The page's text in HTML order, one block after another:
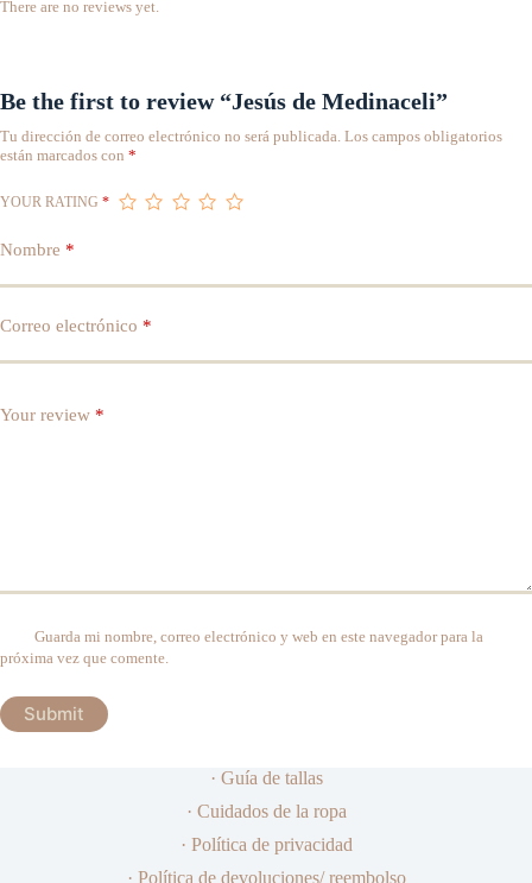
There are no reviews yet.
Be the first to review “Jesús de Medinaceli”
Tu dirección de correo electrónico no será publicada. Los campos obligatorios
están marcados con *
YOUR RATING *
Nombre *
Correo electrónico *
Your review *
Guarda mi nombre, correo electrónico y web en este navegador para la
próxima vez que comente.
Submit
· Guía de tallas
· Cuidados de la ropa
· Política de privacidad
· Política de devoluciones/ reembolso